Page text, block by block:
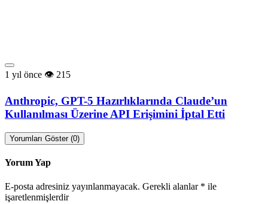
1 yıl önce 215
Anthropic, GPT-5 Hazırlıklarında Claude’un
Kullanılması Üzerine API Erişimini İptal Etti
Yorumları Göster (0)
Yorum Yap
E-posta adresiniz yayınlanmayacak. Gerekli alanlar * ile
işaretlenmişlerdir